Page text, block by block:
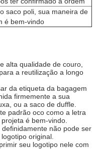
saco poli, sua maneira de
é bem-vindo
alta qualidade de couro,
a reutilização a longo
da etiqueta da bagagem
firmemente a sua
ou a saco de duffle.
padrão oco como a letra
é bem-vindo.
não pode ser
original.
seu logotipo nele com